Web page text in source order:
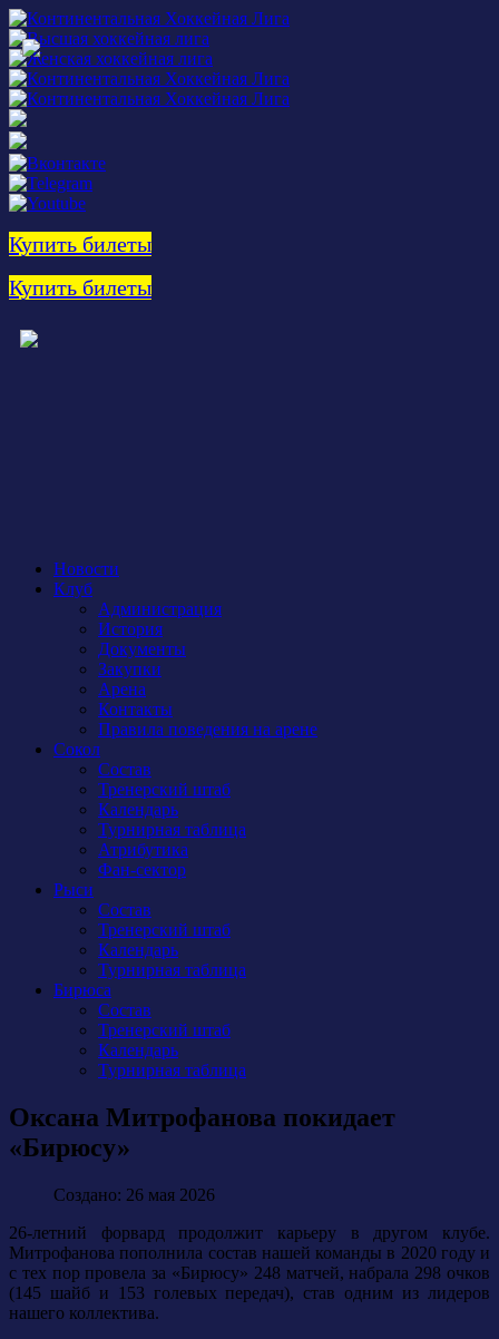
Купить билеты
Купить билеты
Новости
Клуб
Администрация
История
Документы
Закупки
Арена
Контакты
Правила поведения на арене
Сокол
Состав
Тренерский штаб
Календарь
Турнирная таблица
Атрибутика
Фан-сектор
Рыси
Состав
Тренерский штаб
Календарь
Турнирная таблица
Бирюса
Состав
Тренерский штаб
Календарь
Турнирная таблица
Оксана Митрофанова покидает
«Бирюсу»
Создано: 26 мая 2026
26-летний форвард продолжит карьеру в другом клубе.
Митрофанова пополнила состав нашей команды в 2020 году и
с тех пор провела за «Бирюсу» 248 матчей, набрала 298 очков
(145 шайб и 153 голевых передач), став одним из лидеров
нашего коллектива.